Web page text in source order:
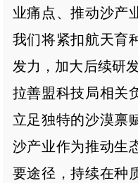
业痛点、推动沙产
我们将紧扣航天育
发力，加大后续研
拉善盟科技局相关
立足独特的沙漠禀
沙产业作为推动生
要途径，持续在种